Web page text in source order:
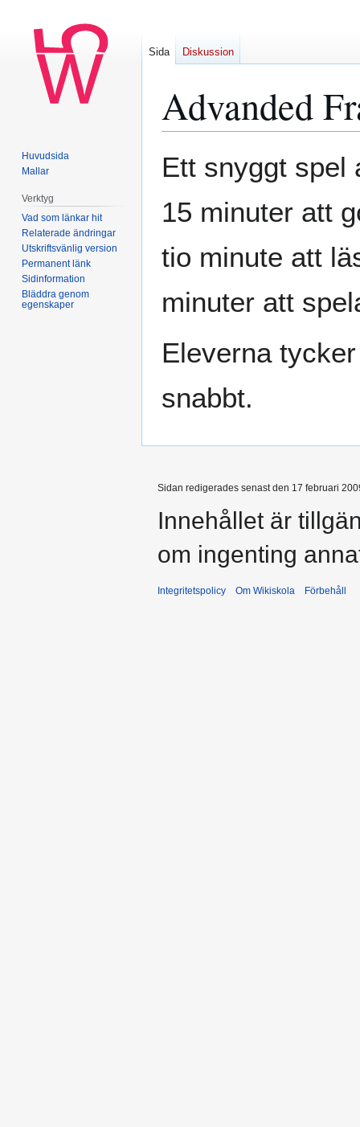
Advanded
till
till
Ett snyggt spel
15 minuter att
tio minute att
minuter att
Eleverna
snabbt.
Sida Diskussion
Huvudsida
Mallar
Verktyg
Vad som länkar hit
Relaterade ändringar
Utskriftsvänlig version
Permanent länk
Sidinformation
Bläddra genom
egenskaper
Sidan redigerades senast den 17 februari
Innehållet är
om ingenting
Integritetspolicy Om Wikiskola Förbehåll